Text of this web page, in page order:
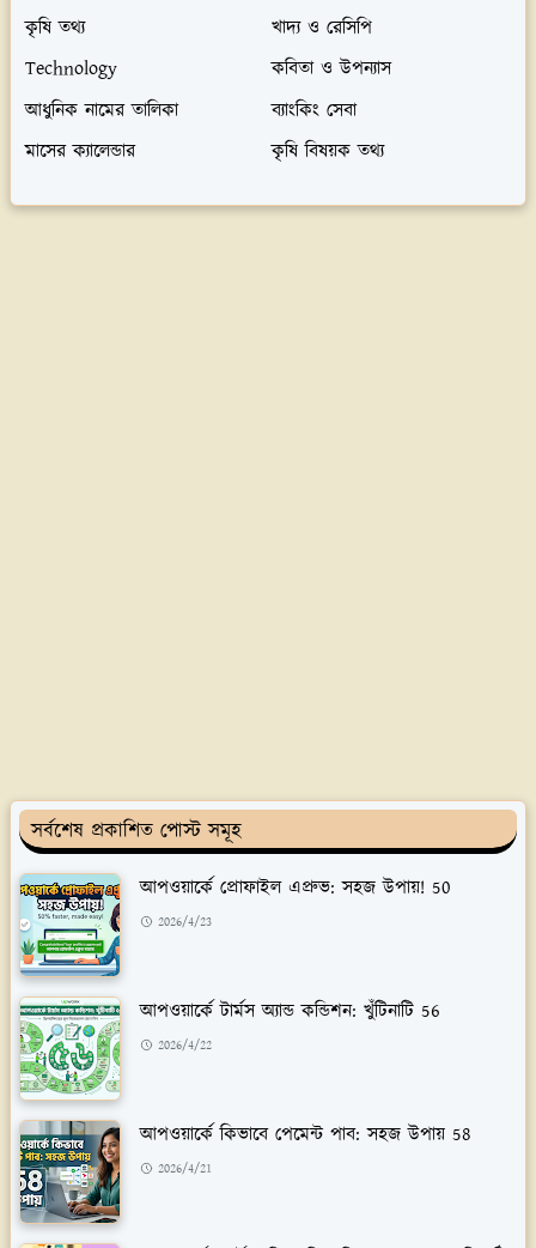
কৃষি তথ্য
খাদ্য ও রেসিপি
Technology
কবিতা ও উপন্যাস
আধুনিক নামের তালিকা
ব্যাংকিং সেবা
মাসের ক্যালেন্ডার
কৃষি বিষয়ক তথ্য
সর্বশেষ প্রকাশিত পোস্ট সমূহ
আপওয়ার্কে প্রোফাইল এপ্রুভ: সহজ উপায়! 50
2026/4/23
আপওয়ার্কে টার্মস অ্যান্ড কন্ডিশন: খুঁটিনাটি 56
2026/4/22
আপওয়ার্কে কিভাবে পেমেন্ট পাব: সহজ উপায় 58
2026/4/21